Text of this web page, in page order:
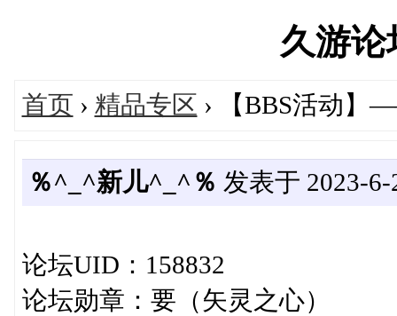
久游
首页 › 精品专区 › 【BBS活动】
％^_^新儿^_^％ 发表于 2023-6-
论坛UID：158832
论坛勋章：要（矢灵之心）